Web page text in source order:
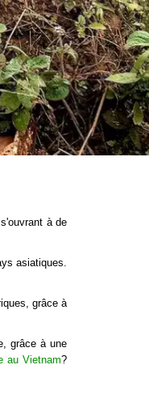
à de
asiatiques.
grâce à
grâce à une
au Vietnam?